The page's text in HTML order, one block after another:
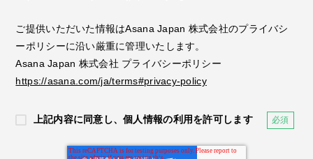
ご提供いただいた情報はAsana Japan 株式会社のプライバシ
ーポリシーに沿い厳重に管理いたします。
Asana Japan 株式会社 プライバシーポリシー
https://asana.com/ja/terms#privacy-policy
上記内容に同意し、個人情報の利用を許可します